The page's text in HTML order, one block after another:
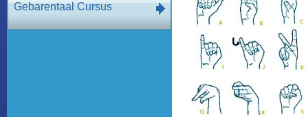
Gebarentaal Cursus